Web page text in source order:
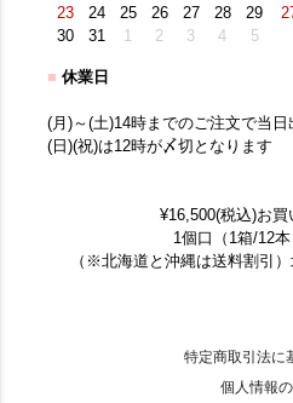
23
24 25 26 27 28
29
30
31 1 2 3 4 5
■ 休業日
(月)～(土)14時までのご注文で当日
(日)(祝)は12時が〆切となります
¥16,500(税込)お
1個口（1箱/12
（※北海道と沖縄は送料割引
特定商取引法に
個人情報